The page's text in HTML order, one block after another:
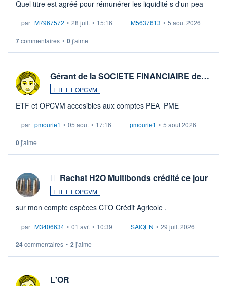
Quel titre est agréé pour rémunérer les liquidité s d'un pea
par M7967572 • 28 juil. • 15:16 M5637613 • 5 août 2026
7commentaires • 0j'aime
Gérant de la SOCIETE FINANCIAIRE de…
ETF ET OPCVM
ETF et OPCVM accesibles aux comptes PEA_PME
par pmourie1 • 05 août • 17:16 pmourie1 • 5 août 2026
0j'aime
Rachat H2O Multibonds crédité ce jour
ETF ET OPCVM
sur mon compte espèces CTO Crédit Agricole .
par M3406634 • 01 avr. • 10:39 SAIQEN • 29 juil. 2026
24commentaires • 2 j'aime
L'OR